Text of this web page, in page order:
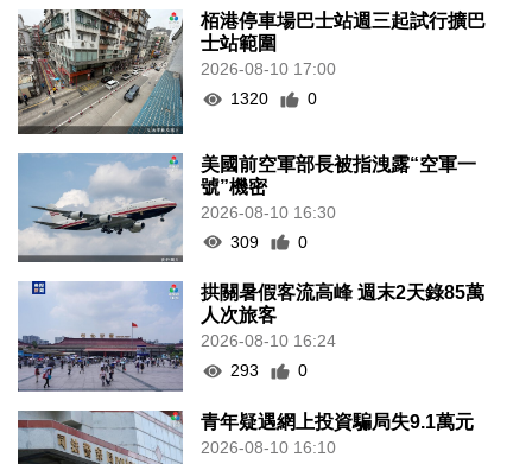
栢港停車場巴士站週三起試行擴巴
士站範圍
2026-08-10 17:00
1320
0
美國前空軍部長被指洩露“空軍一
號”機密
2026-08-10 16:30
309
0
拱關暑假客流高峰 週末2天錄85萬
人次旅客
2026-08-10 16:24
293
0
青年疑遇網上投資騙局失9.1萬元
2026-08-10 16:10